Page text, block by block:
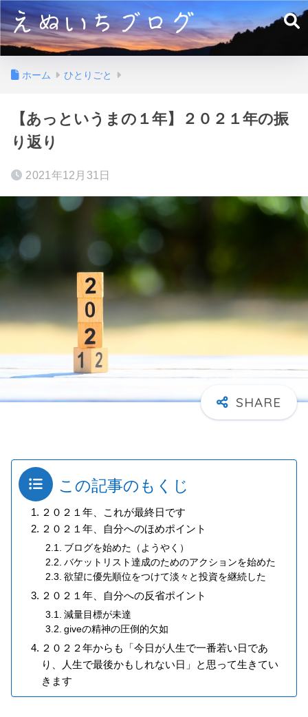
ホーム ひとりごと
【あっというまの１年】２０２１年の振
り返り
2021年12月31日
この記事のもくじ
２０２１年、これが最終日です
２０２１年、自分へのほめポイント
ブログを始めた（ようやく）
バケットリスト達成のためのアクションを始めた
欲望に優先順位をつけて淡々と投資を継続した
２０２１年、自分への反省ポイント
減量目標が未達
giveの精神の圧倒的欠如
２０２２年からも「今日が人生で一番若い日であ
り、人生で最後かもしれない日」と思って生きてい
きます